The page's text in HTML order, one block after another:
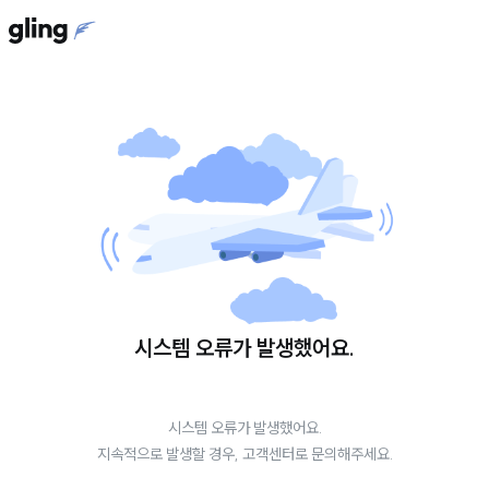
시스템 오류가 발생했어요.
시스템 오류가 발생했어요.
지속적으로 발생할 경우, 고객센터로 문의해주세요.